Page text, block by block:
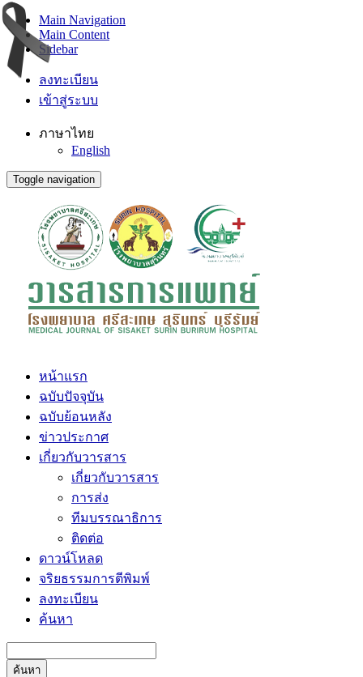
Main Navigation
Main Content
Sidebar
ลงทะเบียน
เข้าสู่ระบบ
ภาษาไทย
English
Toggle navigation
หน้าแรก
ฉบับปัจจุบัน
ฉบับย้อนหลัง
ข่าวประกาศ
เกี่ยวกับวารสาร
เกี่ยวกับวารสาร
การส่ง
ทีมบรรณาธิการ
ติดต่อ
ดาวน์โหลด
จริยธรรมการตีพิมพ์
ลงทะเบียน
ค้นหา
ค้นหา